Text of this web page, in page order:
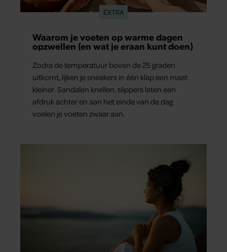
EXTRA
Waarom je voeten op warme dagen
opzwellen (en wat je eraan kunt doen)
Zodra de temperatuur boven de 25 graden
uitkomt, lijken je sneakers in één klap een maat
kleiner. Sandalen knellen, slippers laten een
afdruk achter en aan het einde van de dag
voelen je voeten zwaar aan.